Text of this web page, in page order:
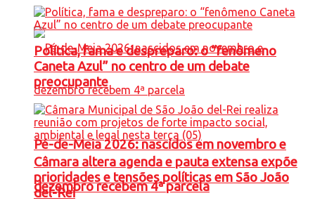
Pé-de-Meia 2026: nascidos em novembro e
dezembro recebem 4ª parcela
Política, fama e despreparo: o “fenômeno
Caneta Azul” no centro de um debate
preocupante
Câmara altera agenda e pauta extensa expõe
prioridades e tensões políticas em São João
del-Rei